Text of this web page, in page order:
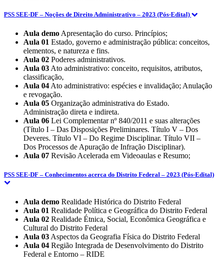
PSS SEE-DF – Noções de Direito Administrativo – 2023 (Pós-Edital)
Aula demo Apresentação do curso. Princípios;
Aula 01 Estado, governo e administração pública: conceitos,
elementos, e natureza e fins.
Aula 02 Poderes administrativos.
Aula 03 Ato administrativo: conceito, requisitos, atributos,
classificação,
Aula 04 Ato administrativo: espécies e invalidação; Anulação
e revogação.
Aula 05 Organização administrativa do Estado.
Administração direta e indireta.
Aula 06 Lei Complementar nº 840/2011 e suas alterações
(Título I – Das Disposições Preliminares. Título V – Dos
Deveres. Título VI – Do Regime Disciplinar. Título VII –
Dos Processos de Apuração de Infração Disciplinar).
Aula 07 Revisão Acelerada em Videoaulas e Resumo;
PSS SEE-DF – Conhecimentos acerca do Distrito Federal – 2023 (Pós-Edital)
Aula demo Realidade Histórica do Distrito Federal
Aula 01 Realidade Política e Geográfica do Distrito Federal
Aula 02 Realidade Étnica, Social, Econômica Geográfica e
Cultural do Distrito Federal
Aula 03 Aspectos da Geografia Física do Distrito Federal
Aula 04 Região Integrada de Desenvolvimento do Distrito
Federal e Entorno – RIDE